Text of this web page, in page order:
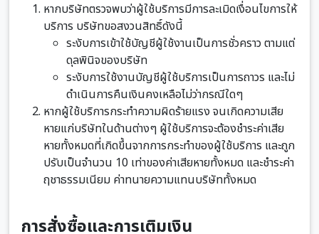
หากบริษัทตรวจพบว่าผู้ใช้บริการมีการละเมิดเงื่อนไขการให้
บริการ บริษัทขอสงวนสิทธิ์ดังนี้
ระงับการเข้าใช้บัญชีผู้ใช้งานเป็นการชั่วคราว ตามแต่
ดุลพินิจของบริษัท
ระงับการใช้งานบัญชีผู้ใช้บริการเป็นการถาวร และไม่
ดำเนินการคืนเงินคงเหลือไม่ว่ากรณีใดๆ
หากผู้ใช้บริการกระทำความผิดร้ายแรง จนเกิดความเสีย
หายแก่บริษัทในด้านต่างๆ ผู้ใช้บริการจะต้องชำระค่าเสีย
หายทั้งหมดที่เกิดขึ้นจากการกระทำของผู้ใช้บริการ และถูก
ปรับเป็นจำนวน 10 เท่าของค่าเสียหายทั้งหมด และชำระค่า
ฤชาธรรมเนียม ค่าทนายความแทนบริษัททั้งหมด
การสั่งซื้อและการเติมเงิน